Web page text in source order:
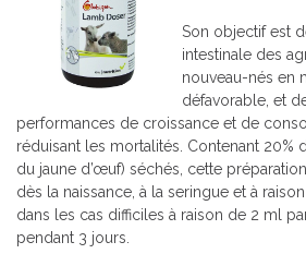
Son objectif est
intestinale des
nouveau-nés en
défavorable, et
performances de croissance et de
réduisant les mortalités. Contenant 20%
du jaune d’œuf) séchés, cette
dès la naissance, à la seringue et à
dans les cas difficiles à raison de 2 ml
pendant 3 jours.